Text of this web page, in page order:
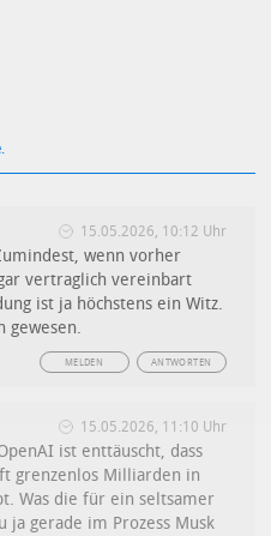
15.05.2026, 10:12 Uhr
wenn vorher
vertraglich vereinbart
ist ja höchstens ein Witz.
gewesen.
ANTWORTEN
MELDEN
15.05.2026, 11:10 Uhr
ist enttäuscht, dass
grenzenlos Milliarden in
Was die für ein seltsamer
ja gerade im Prozess Musk